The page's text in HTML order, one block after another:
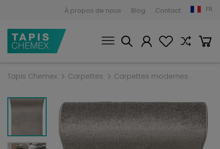
À propos de nous Blog Contact FR
Tapis Chemex Carpettes Carpettes modernes